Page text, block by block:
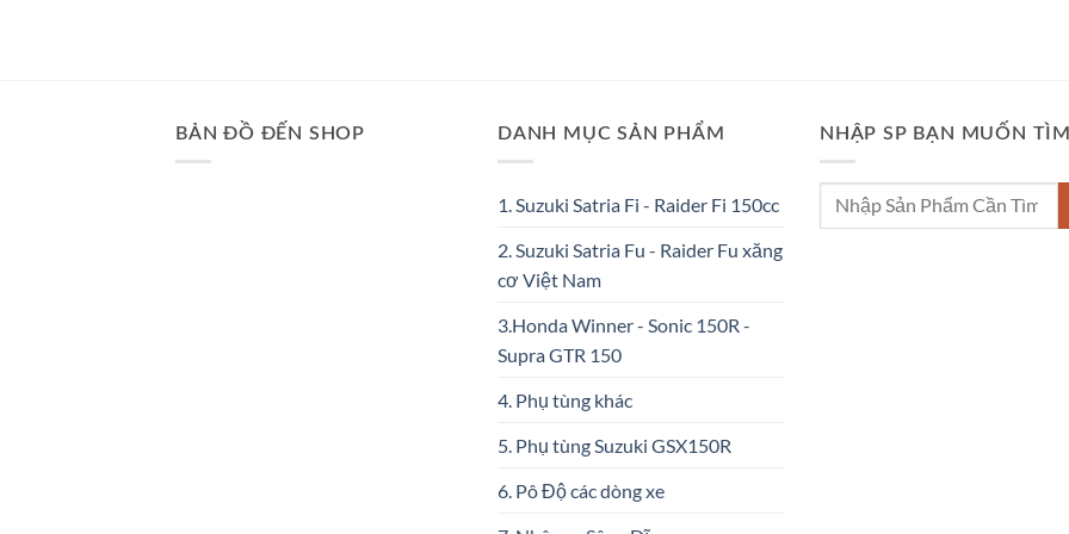
BẢN ĐỒ ĐẾN SHOP DANH MỤC SẢN PHẨM
1. Suzuki Satria Fi - Raider Fi 150cc
2. Suzuki Satria Fu - Raider Fu xăng
cơ Việt Nam
3.Honda Winner - Sonic 150R -
Supra GTR 150
4. Phụ tùng khác
5. Phụ tùng Suzuki GSX150R
6. Pô Độ các dòng xe
NHẬP SP BẠN MUỐN